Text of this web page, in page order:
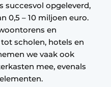
succesvol opgeleverd,
0,5 – 10 miljoen euro.
en
scholen, hotels en
we vaak ook
mee, evenals